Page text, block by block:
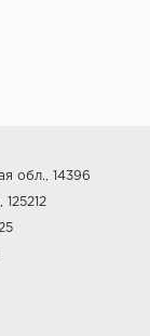
обл., 14396